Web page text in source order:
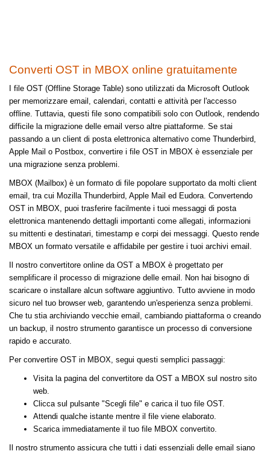
Converti OST in MBOX online gratuitamente
I file OST (Offline Storage Table) sono utilizzati da Microsoft Outlook
per memorizzare email, calendari, contatti e attività per l'accesso
offline. Tuttavia, questi file sono compatibili solo con Outlook, rendendo
difficile la migrazione delle email verso altre piattaforme. Se stai
passando a un client di posta elettronica alternativo come Thunderbird,
Apple Mail o Postbox, convertire i file OST in MBOX è essenziale per
una migrazione senza problemi.
MBOX (Mailbox) è un formato di file popolare supportato da molti client
email, tra cui Mozilla Thunderbird, Apple Mail ed Eudora. Convertendo
OST in MBOX, puoi trasferire facilmente i tuoi messaggi di posta
elettronica mantenendo dettagli importanti come allegati, informazioni
su mittenti e destinatari, timestamp e corpi dei messaggi. Questo rende
MBOX un formato versatile e affidabile per gestire i tuoi archivi email.
Il nostro convertitore online da OST a MBOX è progettato per
semplificare il processo di migrazione delle email. Non hai bisogno di
scaricare o installare alcun software aggiuntivo. Tutto avviene in modo
sicuro nel tuo browser web, garantendo un'esperienza senza problemi.
Che tu stia archiviando vecchie email, cambiando piattaforma o creando
un backup, il nostro strumento garantisce un processo di conversione
rapido e accurato.
Per convertire OST in MBOX, segui questi semplici passaggi:
Visita la pagina del convertitore da OST a MBOX sul nostro sito
web.
Clicca sul pulsante "Scegli file" e carica il tuo file OST.
Attendi qualche istante mentre il file viene elaborato.
Scarica immediatamente il tuo file MBOX convertito.
Il nostro strumento assicura che tutti i dati essenziali delle email siano